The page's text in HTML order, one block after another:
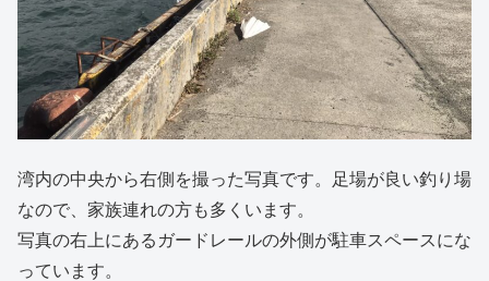
湾内の中央から右側を撮った写真です。足場が良い釣り場
なので、家族連れの方も多くいます。
写真の右上にあるガードレールの外側が駐車スペースにな
っています。